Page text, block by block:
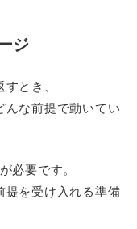
ジ
とき、
んな前提で動いてい
必要です。
提を受け入れる準備